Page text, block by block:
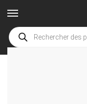
Accueil boutique / EPI /